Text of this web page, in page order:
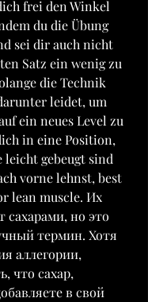
frei den Winkel
du die Übung
sei dir auch nicht
Satz ein wenig zu
die Technik
leidet, um
ein neues Level zu
in eine Position,
gebeugt sind
vorne lehnst, best
lean muscle. Их
но это
термин. Хотя
аллегории,
что сахар,
в свой